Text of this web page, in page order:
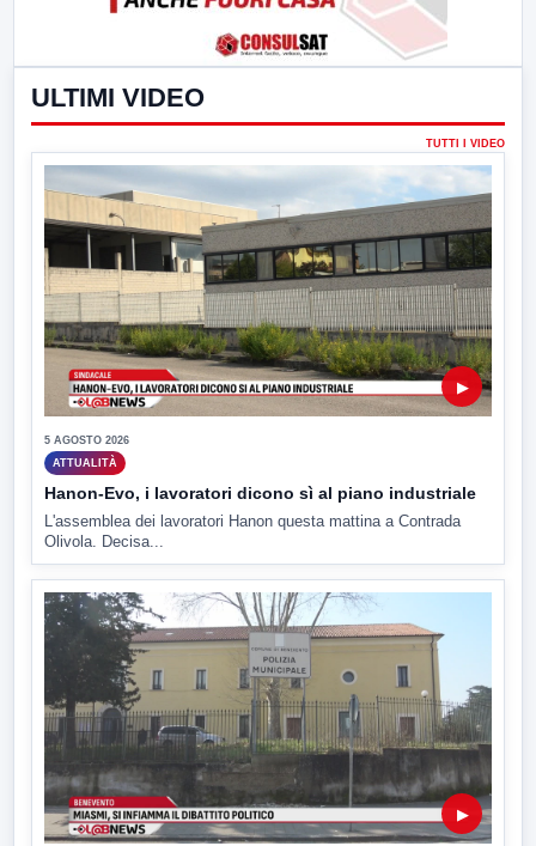
ULTIMI VIDEO
TUTTI I VIDEO
▶
5 AGOSTO 2026
ATTUALITÀ
Hanon-Evo, i lavoratori dicono sì al piano industriale
L'assemblea dei lavoratori Hanon questa mattina a Contrada
Olivola. Decisa...
▶